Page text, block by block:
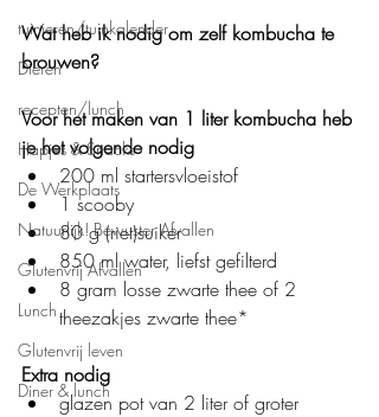
tuinieren/tuinkalender
Dieren
recepten/lunch
Hapjes & Snacks
De Werkplaats
Natuurlijk! Bewuster Afvallen
Glutenvrij Afvallen
Lunch
Glutenvrij leven
Diner & lunch
Wat heb ik nodig om zelf kombucha te
brouwen?
Voor het maken van 1 liter kombucha heb
je het volgende nodig
200 ml startersvloeistof
1 scooby
80 g (riet)suiker
850 ml water, liefst gefilterd
8 gram losse zwarte thee of 2
theezakjes zwarte thee*
Extra nodig
glazen pot van 2 liter of groter